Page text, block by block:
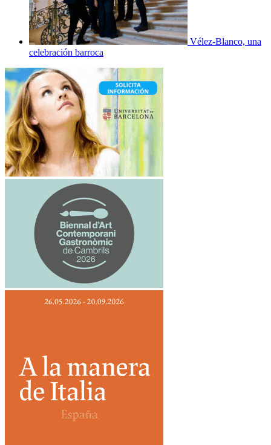
Vélez-Blanco, una
celebración barroca